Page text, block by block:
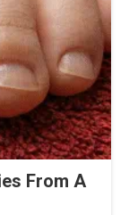
From A